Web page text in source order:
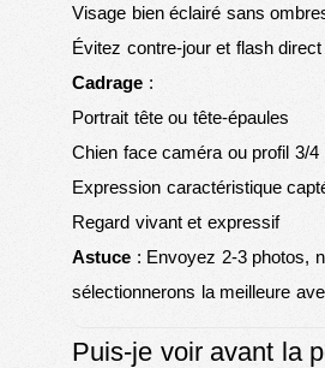
Visage bien éclairé sans
Évitez contre-jour et flash direct
Cadrage :
Portrait tête ou tête-épaules
Chien face caméra ou profil 3/4
Expression caractéristique
Regard vivant et expressif
Astuce : Envoyez 2-3 photos,
sélectionnerons la meilleure
Puis-je voir avant la